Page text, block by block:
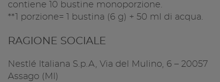
contiene 10 bustine monoporzione.
**1 porzione= 1 bustina (6 g) + 50 ml di acqua.
RAGIONE SOCIALE
Nestlé Italiana S.p.A, Via del Mulino, 6 – 20057
Assago (MI)